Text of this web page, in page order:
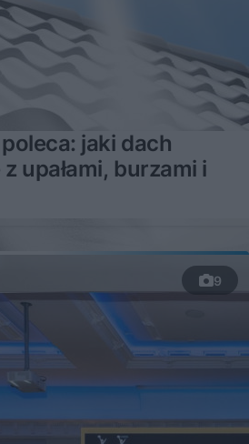
jaki dach
upałami, burzami i
9